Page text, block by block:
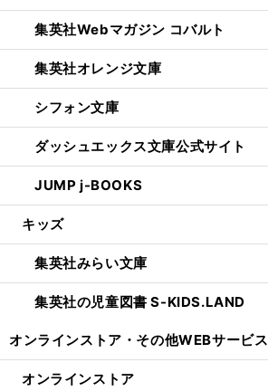
集英社Webマガジン コバルト
集英社オレンジ文庫
シフォン文庫
ダッシュエックス文庫公式サイト
JUMP j-BOOKS
キッズ
集英社みらい文庫
集英社の児童図書 S-KIDS.LAND
オンラインストア・ その他WEBサービス
オンラインストア